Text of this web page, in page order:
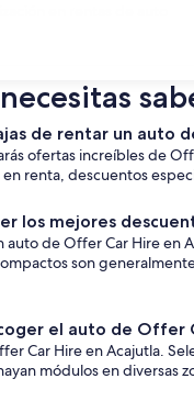
de rentar un auto
ofertas increíbles de
renta, descuentos
los mejores
auto de Offer Car Hire en
son
el auto de Offer
Car Hire en Acajutla.
módulos en diversas